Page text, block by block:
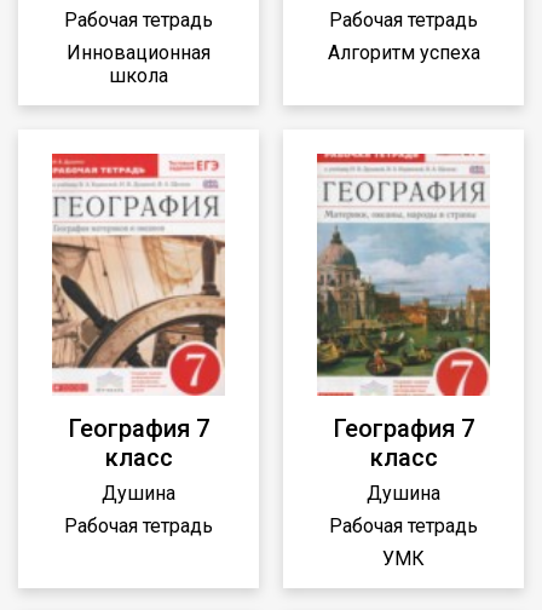
Рабочая тетрадь
Инновационная
школа
Рабочая тетрадь
Алгоритм успеха
География 7
класс
Душина
Рабочая тетрадь
География 7
класс
Душина
Рабочая тетрадь
УМК